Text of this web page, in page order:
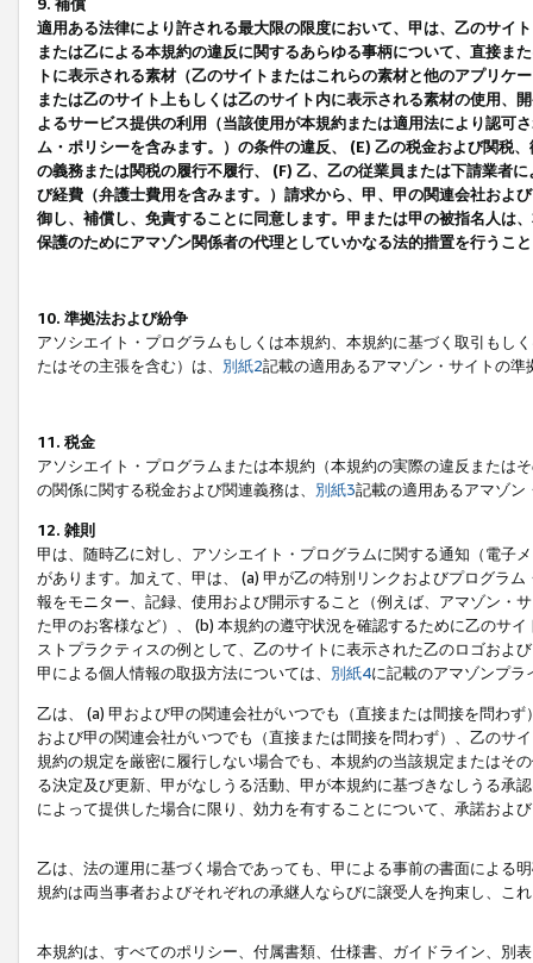
9. 補償
適用ある法律により許される最大限の限度において、甲は、乙のサイ
または乙による本規約の違反に関するあらゆる事柄について、直接ま
トに表示される素材（乙のサイトまたはこれらの素材と他のアプリ
または乙のサイト上もしくは乙のサイト内に表示される素材の使用、
よるサービス提供の利用（当該使用が本規約または適用法により認可
ム・ポリシーを含みます。）の条件の違反、 (E) 乙の税金および関税
の義務または関税の履行不履行、 (F) 乙、乙の従業員または下請業者
び経費（弁護士費用を含みます。）請求から、甲、甲の関連会社およ
御し、補償し、免責することに同意します。甲または甲の被指名人は
保護のためにアマゾン関係者の代理としていかなる法的措置を行うこ
10. 準拠法および紛争
アソシエイト・プログラムもしくは本規約、本規約に基づく取引もし
たはその主張を含む）は、 別紙2記載の適用あるアマゾン・サイトの
11. 税金
アソシエイト・プログラムまたは本規約（本規約の実際の違反または
の関係に関する税金および関連義務は、 別紙3記載の適用あるアマゾン
12. 雑則
甲は、随時乙に対し、アソシエイト・プログラムに関する通知（電子
があります。加えて、甲は、 (a) 甲が乙の特別リンクおよびプログラ
報をモニター、記録、使用および開示すること（例えば、アマゾン・
た甲のお客様など）、 (b) 本規約の遵守状況を確認するために乙のサ
ストプラクティスの例として、乙のサイトに表示された乙のロゴおよ
甲による個人情報の取扱方法については、 別紙4に記載のアマゾンプ
乙は、 (a) 甲および甲の関連会社がいつでも（直接または間接を問わ
および甲の関連会社がいつでも（直接または間接を問わず）、乙のサ
規約の規定を厳密に履行しない場合でも、本規約の当該規定またはそ
る決定及び更新、甲がなしうる活動、甲が本規約に基づきなしうる承
によって提供した場合に限り、効力を有することについて、承諾およ
乙は、法の運用に基づく場合であっても、甲による事前の書面による
規約は両当事者およびそれぞれの承継人ならびに譲受人を拘束し、こ
本規約は、すべてのポリシー、付属書類、仕様書、ガイドライン、別